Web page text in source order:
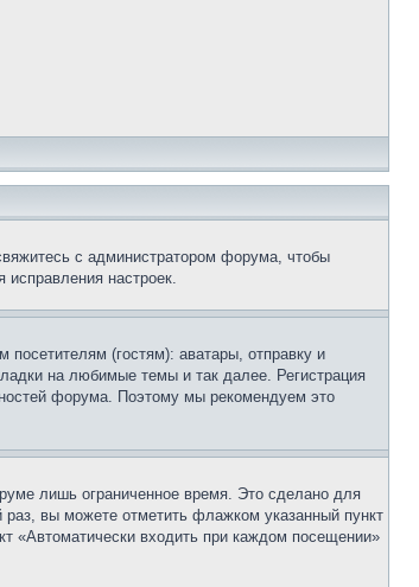
с администратором форума, чтобы
настроек.
(гостям): аватары, отправку и
на любимые темы и так далее. Регистрация
форума. Поэтому мы рекомендуем это
лишь ограниченное время. Это сделано для
раз, вы можете отметить флажком указанный пункт
«Автоматически входить при каждом посещении»